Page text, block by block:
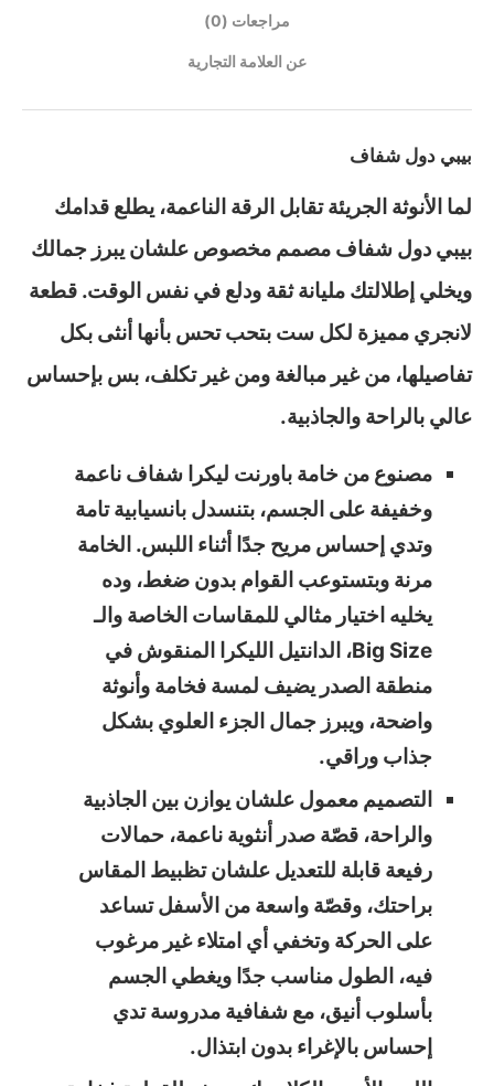
مراجعات (0)
عن العلامة التجارية
بيبي دول شفاف
لما الأنوثة الجريئة تقابل الرقة الناعمة، يطلع قدامك
بيبي دول شفاف مصمم مخصوص علشان يبرز جمالك
ويخلي إطلالتك مليانة ثقة ودلع في نفس الوقت. قطعة
لانجري مميزة لكل ست بتحب تحس بأنها أنثى بكل
تفاصيلها، من غير مبالغة ومن غير تكلف، بس بإحساس
عالي بالراحة والجاذبية.
مصنوع من خامة باورنت ليكرا شفاف ناعمة
وخفيفة على الجسم، بتنسدل بانسيابية تامة
وتدي إحساس مريح جدًا أثناء اللبس. الخامة
مرنة وبتستوعب القوام بدون ضغط، وده
يخليه اختيار مثالي للمقاسات الخاصة والـ
Big Size، الدانتيل الليكرا المنقوش في
منطقة الصدر يضيف لمسة فخامة وأنوثة
واضحة، ويبرز جمال الجزء العلوي بشكل
جذاب وراقي.
التصميم معمول علشان يوازن بين الجاذبية
والراحة، قصّة صدر أنثوية ناعمة، حمالات
رفيعة قابلة للتعديل علشان تظبيط المقاس
براحتك، وقصّة واسعة من الأسفل تساعد
على الحركة وتخفي أي امتلاء غير مرغوب
فيه، الطول مناسب جدًا ويغطي الجسم
بأسلوب أنيق، مع شفافية مدروسة تدي
إحساس بالإغراء بدون ابتذال.